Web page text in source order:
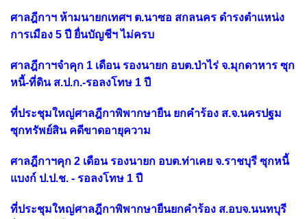
ศาลฎีกาฯ ห้ามนายกเทศฯ ต.นาซอ สกลนคร ดำรงตำแหน่ง
การเมือง 5 ปี ยื่นบัญชีฯ ไม่ครบ
ศาลฎีกาฯจำคุก 1 เดือน รองนายก อบต.ป่าไร่ จ.มุกดาหาร ซุก
หนี้-ที่ดิน ส.ป.ก.-รอลงโทษ 1 ปี
ที่ประชุมใหญ่ศาลฎีกาพิพากษายืน ยกคำร้อง ส.จ.นครปฐม
ซุกทรัพย์สิน คดีขาดอายุความ
ศาลฎีกาฯคุก 2 เดือน รองนายก อบต.ท่าเคย จ.ราชบุรี ซุกหนี้
แบงก์ ป.ป.ช. - รอลงโทษ 1 ปี
ที่ประชุมใหญ่ศาลฎีกาพิพากษายืนยกคำร้อง ส.อบจ.นนทบุรี